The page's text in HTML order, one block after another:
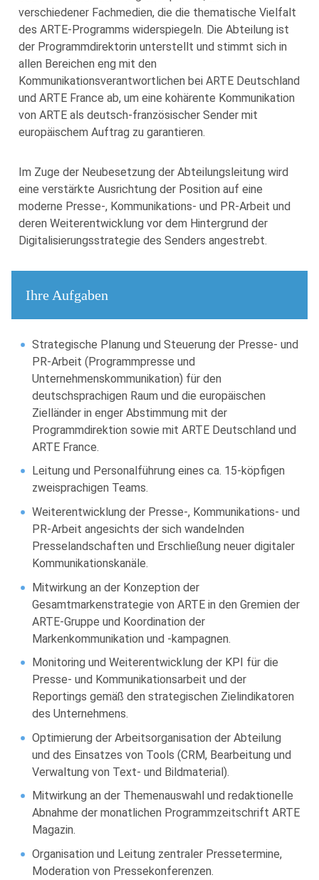
verschiedener Fachmedien, die die thematische Vielfalt
des ARTE-Programms widerspiegeln. Die Abteilung ist
der Programmdirektorin unterstellt und stimmt sich in
allen Bereichen eng mit den
Kommunikationsverantwortlichen bei ARTE Deutschland
und ARTE France ab, um eine kohärente Kommunikation
von ARTE als deutsch-französischer Sender mit
europäischem Auftrag zu garantieren.
Im Zuge der Neubesetzung der Abteilungsleitung wird
eine verstärkte Ausrichtung der Position auf eine
moderne Presse-, Kommunikations- und PR-Arbeit und
deren Weiterentwicklung vor dem Hintergrund der
Digitalisierungsstrategie des Senders angestrebt.
Ihre Aufgaben
Strategische Planung und Steuerung der Presse- und
PR-Arbeit (Programmpresse und
Unternehmenskommunikation) für den
deutschsprachigen Raum und die europäischen
Zielländer in enger Abstimmung mit der
Programmdirektion sowie mit ARTE Deutschland und
ARTE France.
Leitung und Personalführung eines ca. 15-köpfigen
zweisprachigen Teams.
Weiterentwicklung der Presse-, Kommunikations- und
PR-Arbeit angesichts der sich wandelnden
Presselandschaften und Erschließung neuer digitaler
Kommunikationskanäle.
Mitwirkung an der Konzeption der
Gesamtmarkenstrategie von ARTE in den Gremien der
ARTE-Gruppe und Koordination der
Markenkommunikation und -kampagnen.
Monitoring und Weiterentwicklung der KPI für die
Presse- und Kommunikationsarbeit und der
Reportings gemäß den strategischen Zielindikatoren
des Unternehmens.
Optimierung der Arbeitsorganisation der Abteilung
und des Einsatzes von Tools (CRM, Bearbeitung und
Verwaltung von Text- und Bildmaterial).
Mitwirkung an der Themenauswahl und redaktionelle
Abnahme der monatlichen Programmzeitschrift ARTE
Magazin.
Organisation und Leitung zentraler Pressetermine,
Moderation von Pressekonferenzen.